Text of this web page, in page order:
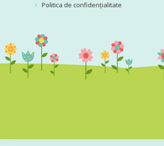
Politica de confidențialitate